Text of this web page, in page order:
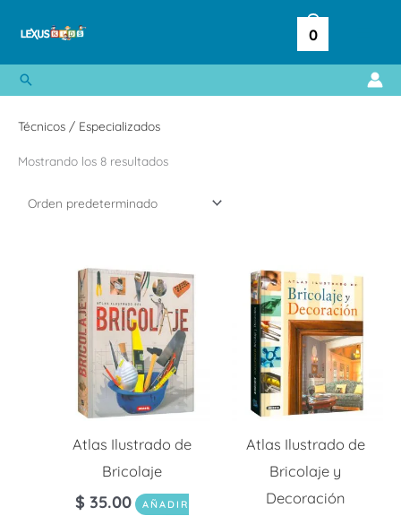
0
Buscar
Técnicos / Especializados
Mostrando los 8 resultados
Atlas Ilustrado de
Bricolaje
$ 35.00
AÑADIR
Atlas Ilustrado de
Bricolaje y
Decoración